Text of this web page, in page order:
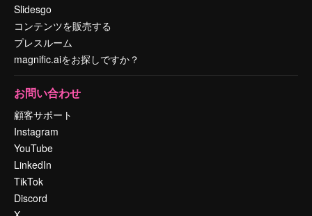
Slidesgo
コンテンツを販売する
プレスルーム
magnific.aiをお探しですか？
お問い合わせ
顧客サポート
Instagram
YouTube
LinkedIn
TikTok
Discord